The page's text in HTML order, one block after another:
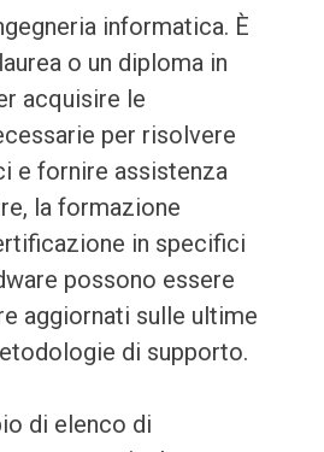
informatica. È
o un diploma in
acquisire le
per risolvere
e fornire assistenza
la formazione
in specifici
possono essere
aggiornati sulle ultime
di supporto.
di elenco di